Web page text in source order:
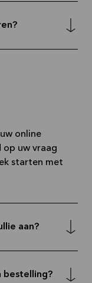
online
op uw vraag
starten met
aan?
bestelling?